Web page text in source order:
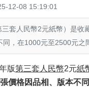
12-08 15:19:01
套人民幣2元紙幣）是收
，在1000元至2500元之間
版第三套人民幣2元紙
格因品相、版本不